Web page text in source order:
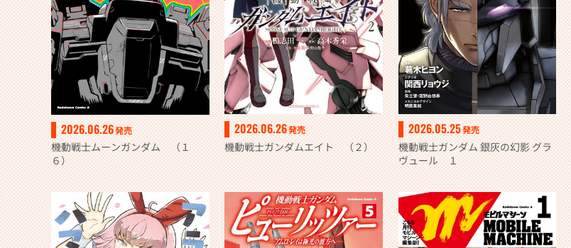
2026.06.26発売
機動戦士ムーンガンダム （１
６）
2026.06.26発売
機動戦士ガンダムエイト （２）
2026.05.25発売
機動戦士ガンダム 銀灰の幻影 グラ
ヴュール １